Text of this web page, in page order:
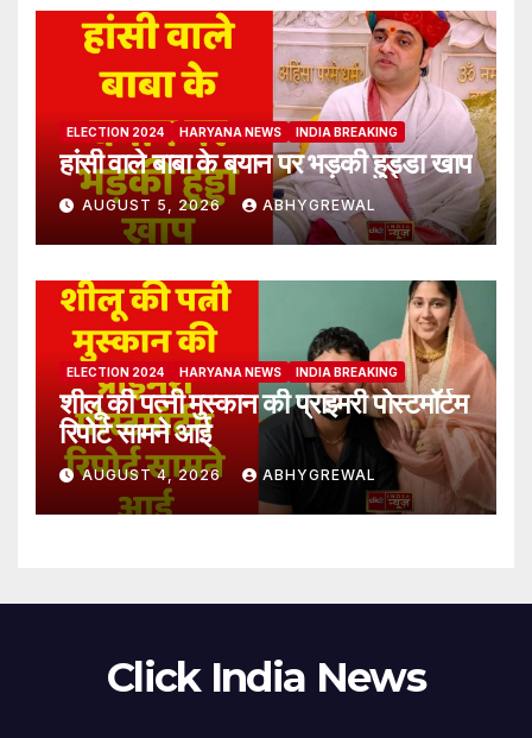
ELECTION 2024 HARYANA NEWS INDIA BREAKING
हांसी वाले बाबा के बयान पर भड़की हुड्डा खाप
AUGUST 5, 2026 ABHYGREWAL
ELECTION 2024 HARYANA NEWS INDIA BREAKING
शीलू की पत्नी मुस्कान की प्राइमरी पोस्टमॉर्टम
रिपोर्ट सामने आई
AUGUST 4, 2026 ABHYGREWAL
Click India News